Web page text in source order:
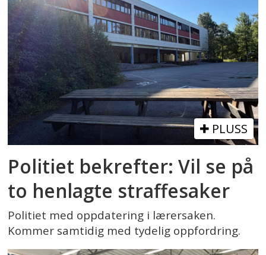
PLUSS
Politiet bekrefter: Vil se på
to henlagte straffesaker
Politiet med oppdatering i lærersaken.
Kommer samtidig med tydelig oppfordring.